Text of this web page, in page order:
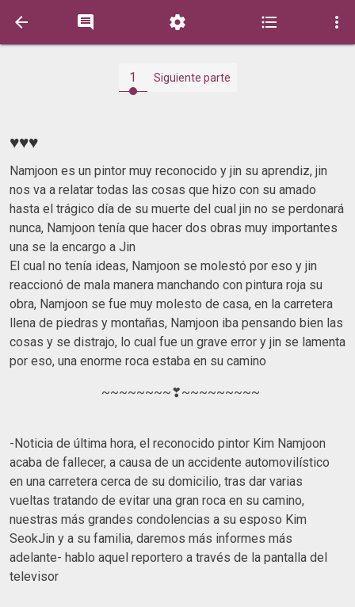
    
1 Siguiente parte
♥️♥️♥️
Namjoon es un pintor muy reconocido y jin su aprendiz, jin
nos va a relatar todas las cosas que hizo con su amado
hasta el trágico día de su muerte del cual jin no se perdonará
nunca, Namjoon tenía que hacer dos obras muy importantes
una se la encargo a Jin
El cual no tenía ideas, Namjoon se molestó por eso y jin
reaccionó de mala manera manchando con pintura roja su
obra, Namjoon se fue muy molesto de casa, en la carretera
llena de piedras y montañas, Namjoon iba pensando bien las
cosas y se distrajo, lo cual fue un grave error y jin se lamenta
por eso, una enorme roca estaba en su camino
~~~~~~~~❣~~~~~~~~~
-Noticia de última hora, el reconocido pintor Kim Namjoon
acaba de fallecer, a causa de un accidente automovilístico
en una carretera cerca de su domicilio, tras dar varias
vueltas tratando de evitar una gran roca en su camino,
nuestras más grandes condolencias a su esposo Kim
SeokJin y a su familia, daremos más informes más
adelante- hablo aquel reportero a través de la pantalla del
televisor